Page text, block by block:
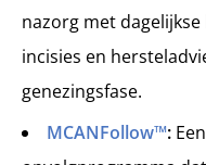
nazorg met
incisies en
genezingsfase.
MCANFollow™: